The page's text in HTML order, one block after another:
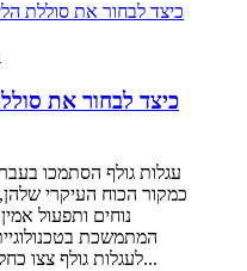
כיצד לבחור את
עגלות גולף הסתמכו
כמקור הכוח העיקרי
נוחים ותפעול
המתמשכת
לעגלות גולף צצו כחלופה פופולרית, שעולות על...